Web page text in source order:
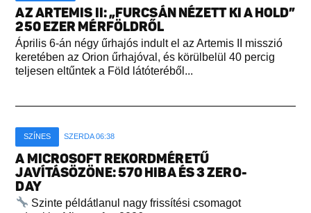
AZ ARTEMIS II: „FURCSÁN NÉZETT KI A HOLD”
250 EZER MÉRFÖLDRŐL
Április 6-án négy űrhajós indult el az Artemis II misszió
keretében az Orion űrhajóval, és körülbelül 40 percig
teljesen eltűntek a Föld látóteréből...
SZÍNES SZERDA 06:38
A MICROSOFT REKORDMÉRETŰ
JAVÍTÁSÖZÖNE: 570 HIBA ÉS 3 ZERO-
DAY
Szinte példátlanul nagy frissítési csomagot